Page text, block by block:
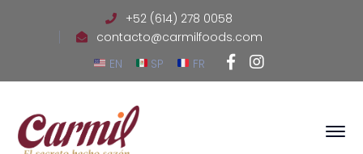
+52 (614) 278 0058
contacto@carmilfoods.com
EN
SP FR
Facebook
Profile
Instagram
Profile